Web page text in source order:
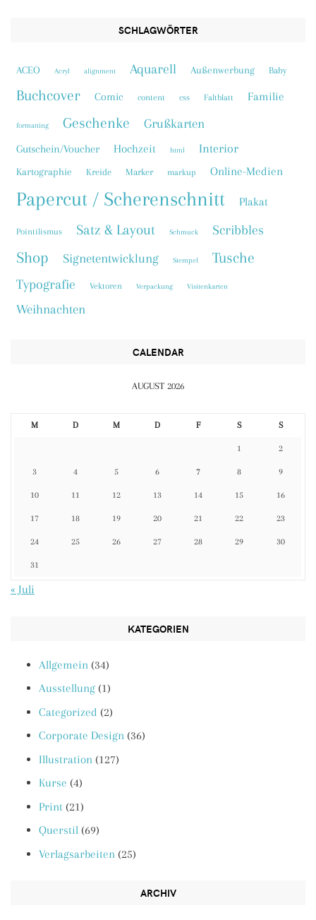
SCHLAGWÖRTER
ACEO Acryl alignment Aquarell Außenwerbung Baby
Buchcover Comic content css Faltblatt Familie
formatting Geschenke Grußkarten
Gutschein/Voucher Hochzeit html Interior
Kartographie Kreide Marker markup Online-Medien
Papercut / Scherenschnitt Plakat
Pointilismus Satz & Layout Schmuck Scribbles
Shop Signetentwicklung Stempel Tusche
Typografie Vektoren Verpackung Visitenkarten
Weihnachten
CALENDAR
AUGUST 2026
M D M D F S S
1 2
3 4 5 6 7 8 9
10 11 12 13 14 15 16
17 18 19 20 21 22 23
24 25 26 27 28 29 30
31
« Juli
KATEGORIEN
Allgemein (34)
Ausstellung (1)
Categorized (2)
Corporate Design (36)
Illustration (127)
Kurse (4)
Print (21)
Querstil (69)
Verlagsarbeiten (25)
ARCHIV